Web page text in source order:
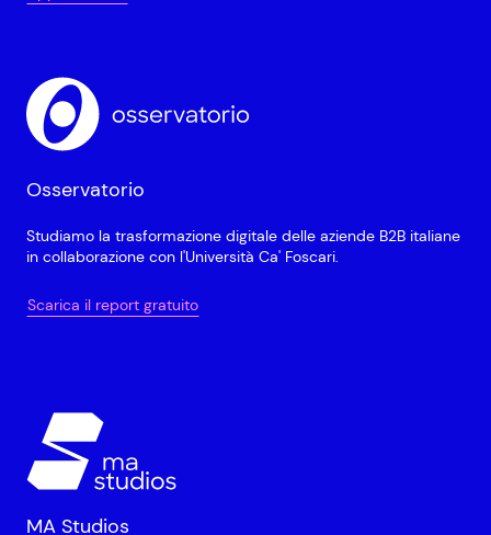
Osservatorio
Studiamo la trasformazione digitale delle aziende B2B italiane
in collaborazione con l'Università Ca' Foscari.
Scarica il report gratuito
MA Studios